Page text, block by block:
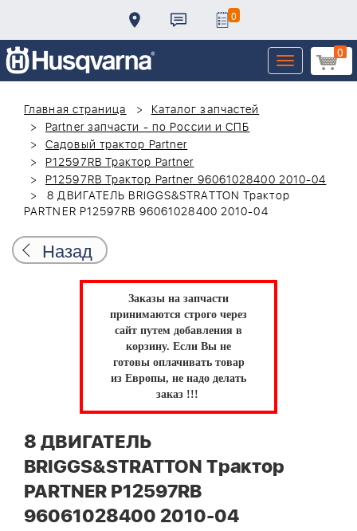
0
0
Toggle
navigation
Главная страница
Каталог запчастей
Partner запчасти - по России и СПБ
Садовый трактор Partner
P12597RB Трактор Partner
P12597RB Трактор Partner 96061028400 2010-04
8 ДВИГАТЕЛЬ BRIGGS&STRATTON Трактор
PARTNER P12597RB 96061028400 2010-04
Назад
Заказы на запчасти
принимаются строго через
сайт путем добавления в
корзину. Если Вы не
готовы оплачивать товар
из Европы, не надо делать
заказ !!!
8 ДВИГАТЕЛЬ
BRIGGS&STRATTON Трактор
PARTNER P12597RB
96061028400 2010-04